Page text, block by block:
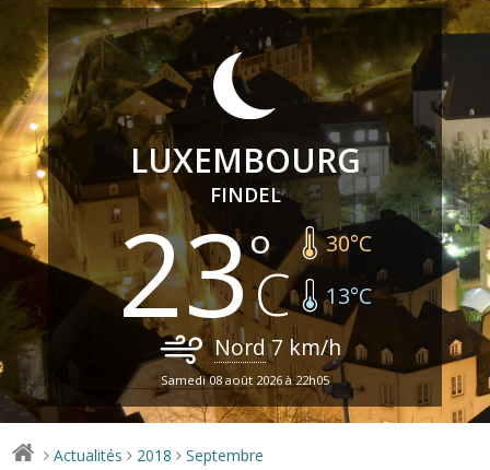
LUXEMBOURG
FINDEL
23 30°C
13°C
Nord7 km/h
Samedi 08 août 2026 à 22h05
> Actualités > 2018 > Septembre